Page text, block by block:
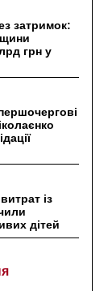
затримок:
грн у
із
дітей